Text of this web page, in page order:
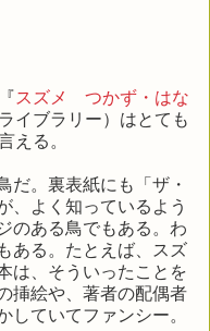
スズメ つかず・はな
イブラリー）はとても
える。
だ。裏表紙にも「ザ・
、よく知っているよう
のある鳥でもある。わ
ある。たとえば、スズ
は、そういったことを
挿絵や、著者の配偶者
していてファンシー。